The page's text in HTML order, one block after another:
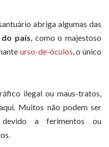
abriga algumas das
país, como o majestoso
urso-de-óculos, o único
ilegal ou maus-tratos,
Muitos não podem ser
devido a ferimentos ou